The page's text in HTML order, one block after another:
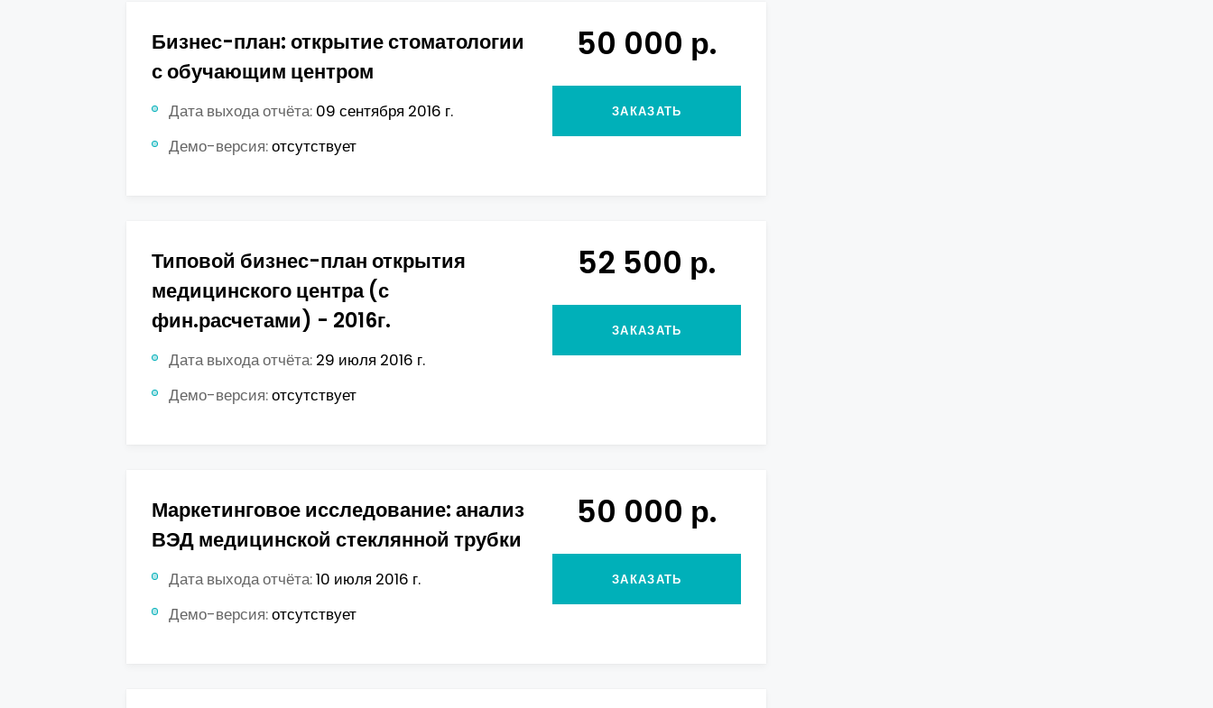
Бизнес-план: открытие стоматологии
с обучающим центром
Дата выхода отчёта: 09 сентября 2016 г.
Демо-версия:отсутствует
50 000 р.
ЗАКАЗАТЬ
Типовой бизнес-план открытия
медицинского центра (с
фин.расчетами) - 2016г.
Дата выхода отчёта: 29 июля 2016 г.
Демо-версия:отсутствует
52 500 р.
ЗАКАЗАТЬ
Маркетинговое исследование: анализ
ВЭД медицинской стеклянной трубки
Дата выхода отчёта:10 июля 2016 г.
Демо-версия:отсутствует
50 000 р.
ЗАКАЗАТЬ